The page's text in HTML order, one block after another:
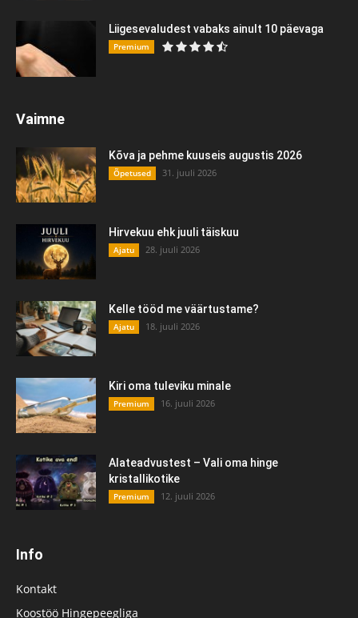
Liigesevaludest vabaks ainult 10 päevaga
Premium
Vaimne
Kõva ja pehme kuuseis augustis 2026
Õpetused 31. juuli 2026
Hirvekuu ehk juuli täiskuu
Ajatu 28. juuli 2026
Kelle tööd me väärtustame?
Ajatu 18. juuli 2026
Kiri oma tuleviku minale
Premium 16. juuli 2026
Alateadvustest – Vali oma hinge
kristallikotike
Premium 12. juuli 2026
Info
Kontakt
Koostöö Hingepeegliga